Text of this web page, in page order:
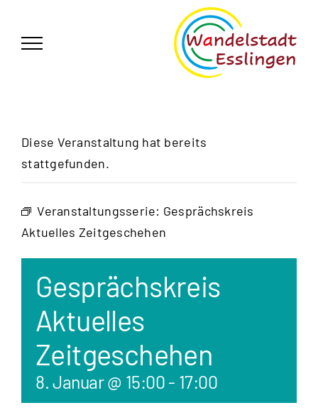
springen
Diese Veranstaltung hat bereits
stattgefunden.
Veranstaltungsserie: Gesprächskreis
Aktuelles Zeitgeschehen
Gesprächskreis
Aktuelles
Zeitgeschehen
8. Januar @ 15:00 - 17:00